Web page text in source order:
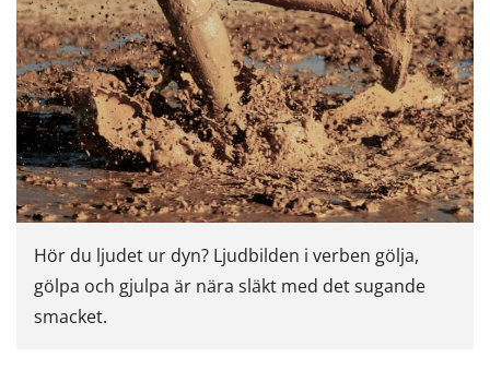
Hör du ljudet ur dyn? Ljudbilden i verben gölja,
gölpa och gjulpa är nära släkt med det sugande
smacket.